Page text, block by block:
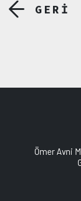
GERİ
Ömer Avni